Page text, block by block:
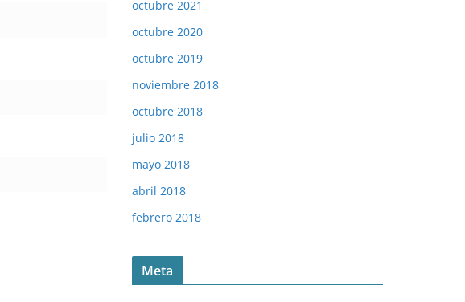
octubre 2021
octubre 2020
octubre 2019
noviembre 2018
octubre 2018
julio 2018
mayo 2018
abril 2018
febrero 2018
Meta